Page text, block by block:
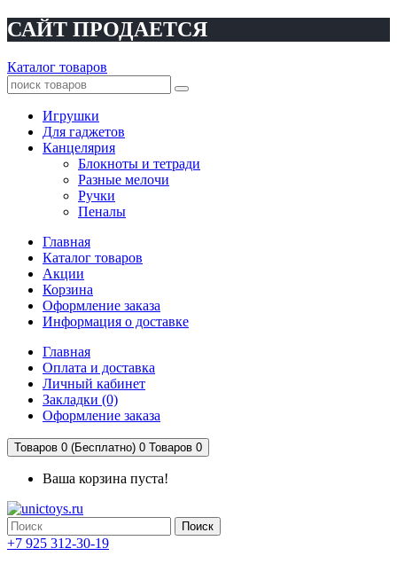
САЙТ ПРОДАЕТСЯ
Каталог товаров
Игрушки
Для гаджетов
Канцелярия
Блокноты и тетради
Разные мелочи
Ручки
Пеналы
Главная
Каталог товаров
Акции
Корзина
Оформление заказа
Информация о доставке
Главная
Оплата и доставка
Личный кабинет
Закладки (0)
Оформление заказа
Товаров 0 (Бесплатно) 0 Товаров 0
Ваша корзина пуста!
Поиск
+7 925 312-30-19